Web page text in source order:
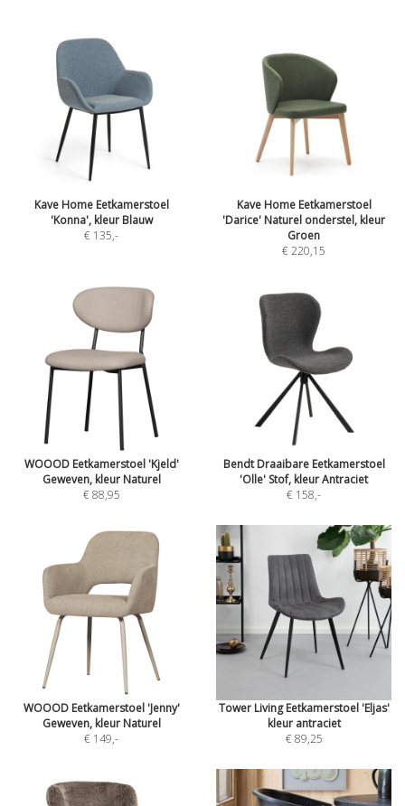
Kave Home Eetkamerstoel
'Konna', kleur Blauw
€ 135,-
Kave Home Eetkamerstoel
'Darice' Naturel onderstel, kleur
Groen
€ 220,15
WOOOD Eetkamerstoel 'Kjeld'
Geweven, kleur Naturel
€ 88,95
Bendt Draaibare Eetkamerstoel
'Olle' Stof, kleur Antraciet
€ 158,-
WOOOD Eetkamerstoel 'Jenny'
Geweven, kleur Naturel
€ 149,-
Tower Living Eetkamerstoel 'Eljas'
kleur antraciet
€ 89,25